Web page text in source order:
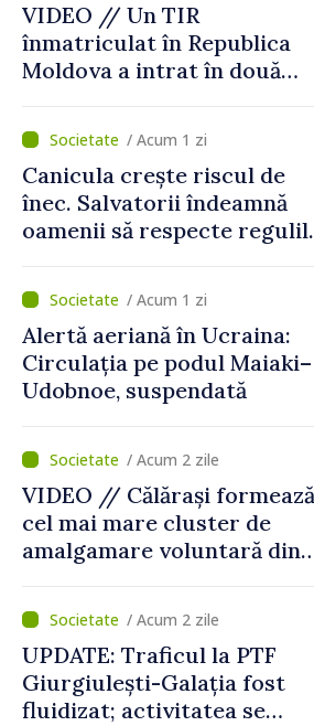
VIDEO // Un TIR
înmatriculat în Republica
Moldova a intrat în două
România
/ Acum 1 zi
Canicula crește riscul de
înec. Salvatorii îndeamnă
oamenii să respecte
/ Acum 1 zi
Alertă aeriană în Ucraina:
Circulația pe podul Maiaki–
Udobnoe, suspendată
/ Acum 2 zile
VIDEO // Călărași formează
cel mai mare cluster de
amalgamare voluntară din
orășenesc a aprobat decizia
finală
/ Acum 2 zile
UPDATE: Traficul la PTF
Giurgiulești-Galația fost
fluidizat; activitatea se